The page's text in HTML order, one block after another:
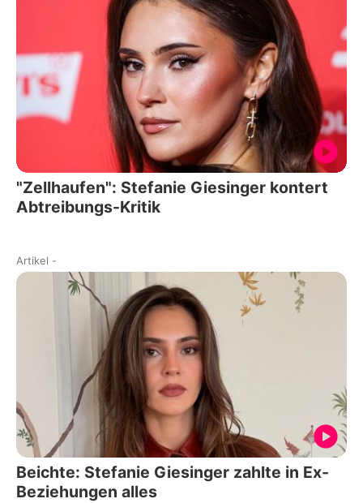
"Zellhaufen": Stefanie Giesinger kontert
Abtreibungs-Kritik
Artikel -
Beichte: Stefanie Giesinger zahlte in Ex-
Beziehungen alles